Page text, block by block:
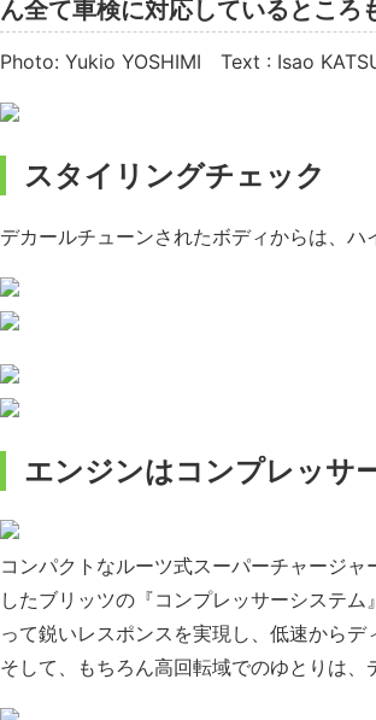
ん全て車検に対応しているところ
Photo: Yukio YOSHIMI Text : Isao
スタイリングチェック
デカールチューンされたボディからは、ハ
エンジンはコンプレッサ
コンパクトなルーツ式スーパーチャージ
したブリッツの『コンプレッサーシステ
って鋭いレスポンスを実現し、低速からデ
そして、もちろん高回転域でのゆとりは、